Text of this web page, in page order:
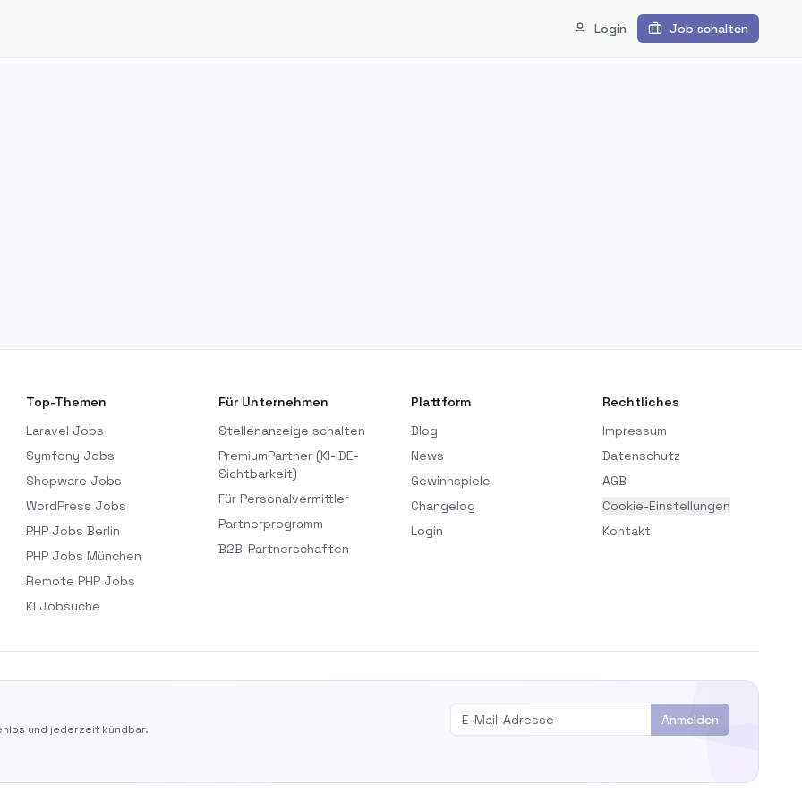
Login Job schalten
Top-Themen
Laravel Jobs
Symfony Jobs
Shopware Jobs
WordPress Jobs
PHP Jobs Berlin
PHP Jobs München
Remote PHP Jobs
KI Jobsuche
Für Unternehmen
Stellenanzeige schalten
PremiumPartner (KI-IDE-
Sichtbarkeit)
Für Personalvermittler
Partnerprogramm
B2B-Partnerschaften
Plattform
Blog
News
Gewinnspiele
Changelog
Login
Rechtliches
Impressum
Datenschutz
AGB
Cookie-Einstellungen
Kontakt
und jederzeit kündbar.
Anmelden